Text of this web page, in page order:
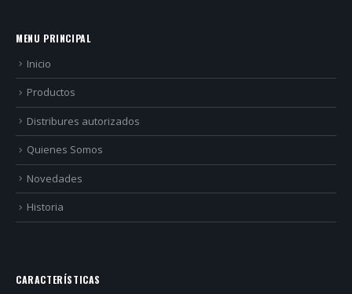
MENU PRINCIPAL
Inicio
Productos
Distribures autorizados
Quienes Somos
Novedades
Historia
CARACTERÍSTICAS